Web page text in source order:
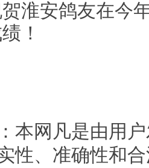
淮安鸽友在今
！
本网凡是由用
性、准确性和